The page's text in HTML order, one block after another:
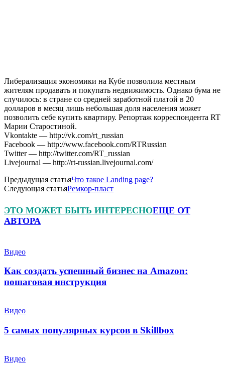
Либерализация экономики на Кубе позволила местным
жителям продавать и покупать недвижимость. Однако бума не
случилось: в стране со средней заработной платой в 20
долларов в месяц лишь небольшая доля населения может
позволить себе купить квартиру. Репортаж корреспондента RT
Марии Старостиной.
Vkontakte — http://vk.com/rt_russian
Facebook — http://www.facebook.com/RTRussian
Twitter — http://twitter.com/RT_russian
Livejournal — http://rt-russian.livejournal.com/
Предыдущая статьяЧто такое Landing page?
Следующая статьяРемкор-пласт
ЭТО МОЖЕТ БЫТЬ ИНТЕРЕСНОЕЩЕ ОТ
АВТОРА
Видео
Как создать успешный бизнес на Amazon:
пошаговая инструкция
Видео
5 самых популярных курсов в Skillbox
Видео